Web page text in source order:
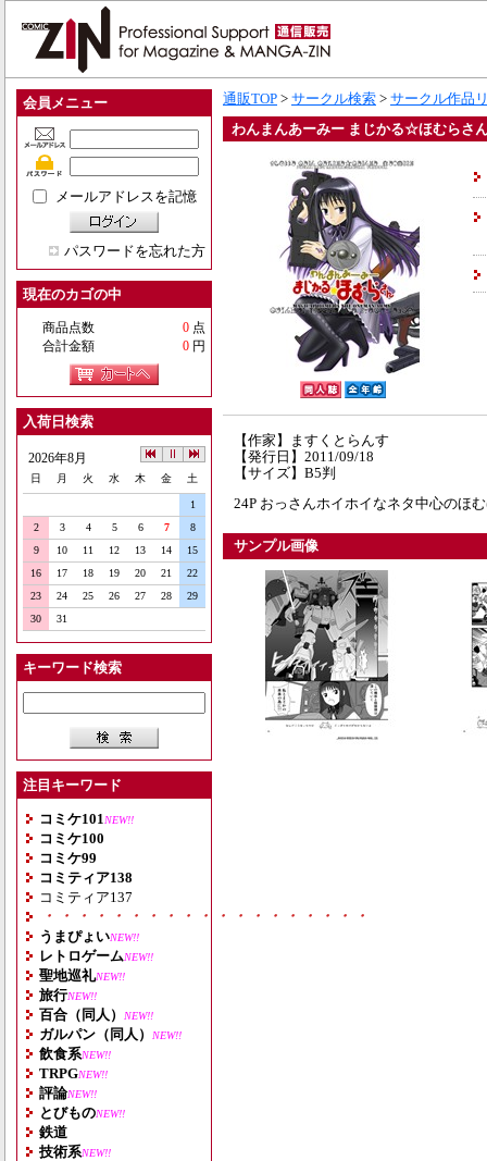
会員メニュー
メールアドレスを記憶
パスワードを忘れた方
現在のカゴの中
商品点数 0 点
合計金額
0 円
入荷日検索
2026年8月
日 月 火 水 木 金 土
1
2
3 4 5 6 7
8
9
10 11 12 13 14
15
16
17 18 19 20 21
22
23
24 25 26 27 28
29
30
31
キーワード検索
注目キーワード
コミケ101 NEW!!
コミケ100
コミケ99
コミティア138
コミティア137
・・・・・・・・・・・・・・・・・・・
うまぴょいNEW!!
レトロゲームNEW!!
聖地巡礼NEW!!
旅行NEW!!
百合（同人） NEW!!
ガルパン（同人） NEW!!
飲食系NEW!!
TRPGNEW!!
評論NEW!!
とびものNEW!!
鉄道
技術系NEW!!
通販TOP > サークル検索 > サークル作品
わんまんあーみー まじかる☆ほむらさ
【作家】ますくとらんす
【発行日】2011/09/18
【サイズ】B5判
24P おっさんホイホイなネタ中心のほ
サンプル画像